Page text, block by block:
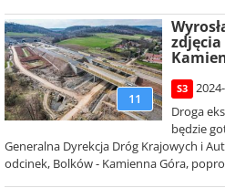
11
zdjęcia
S3
Droga
będzie
Generalna Dyrekcja Dróg Krajowych i
odcinek, Bolków - Kamienna Góra,